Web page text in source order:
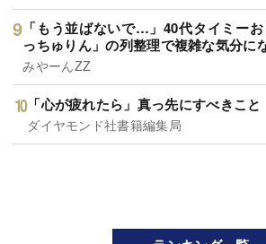
「もう並ばないで…」40代タイミー
っちゅりん」の列整理で複雑な気分に
みやーんZZ
「心が疲れたら」真っ先にすべきこと
ダイヤモンド社書籍編集局